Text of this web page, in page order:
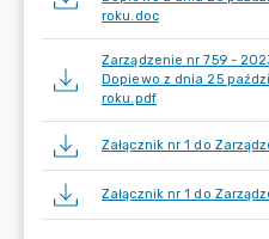
roku.doc
Zarządzenie nr 759 -
Dopiewo z dnia 25
roku.pdf
Załącznik nr 1 do
Załącznik nr 1 do